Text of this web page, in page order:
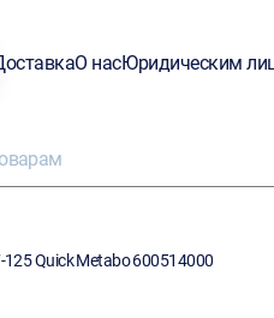
О насЮридическим
125 Quick Metabo 600514000